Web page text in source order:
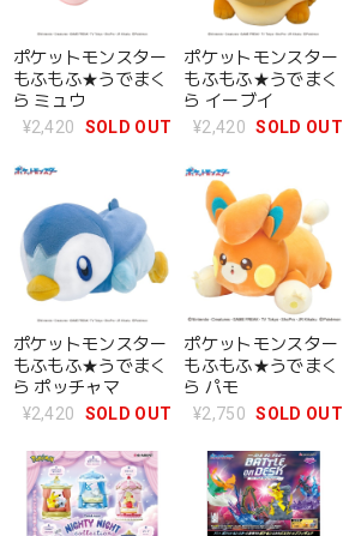
ポケットモンスター
もふもふ★うでまく
ら ミュウ
¥2,420
SOLD OUT
ポケットモンスター
もふもふ★うでまく
ら イーブイ
¥2,420 SOLD OUT
ポケットモンスター
もふもふ★うでまく
ら ポッチャマ
¥2,420
SOLD OUT
ポケットモンスター
もふもふ★うでまく
ら パモ
¥2,750 SOLD OUT